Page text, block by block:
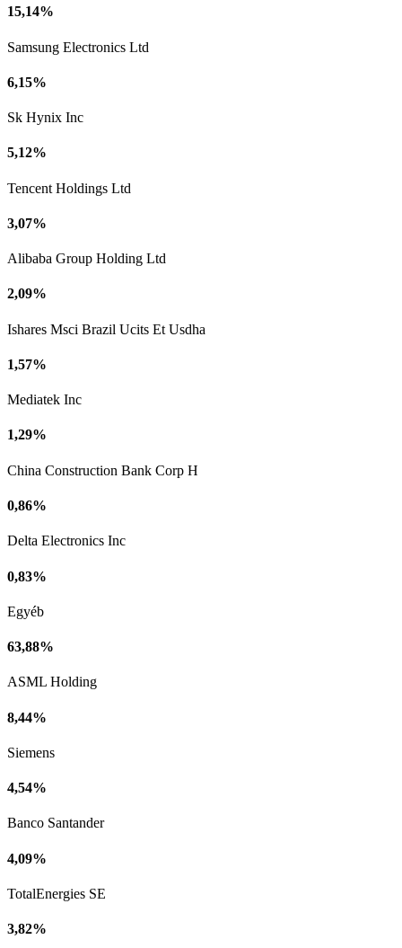
15,14%
Samsung Electronics Ltd
6,15%
Sk Hynix Inc
5,12%
Tencent Holdings Ltd
3,07%
Alibaba Group Holding Ltd
2,09%
Ishares Msci Brazil Ucits Et Usdha
1,57%
Mediatek Inc
1,29%
China Construction Bank Corp H
0,86%
Delta Electronics Inc
0,83%
Egyéb
63,88%
ASML Holding
8,44%
Siemens
4,54%
Banco Santander
4,09%
TotalEnergies SE
3,82%